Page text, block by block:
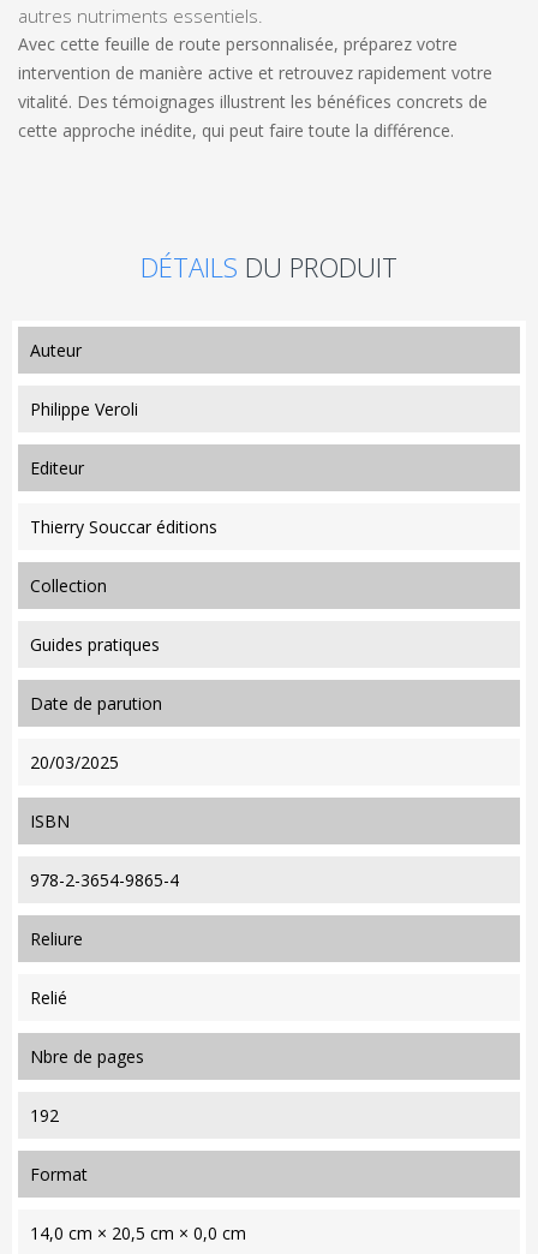
autres nutriments essentiels.
Avec cette feuille de route personnalisée, préparez votre
intervention de manière active et retrouvez rapidement votre
vitalité. Des témoignages illustrent les bénéfices concrets de
cette approche inédite, qui peut faire toute la différence.
DÉTAILS DU PRODUIT
auteur
Philippe Veroli
editeur
Thierry Souccar éditions
collection
Guides pratiques
date de parution
20/03/2025
ISBN
978-2-3654-9865-4
reliure
Relié
nbre de pages
192
format
14,0 cm × 20,5 cm × 0,0 cm